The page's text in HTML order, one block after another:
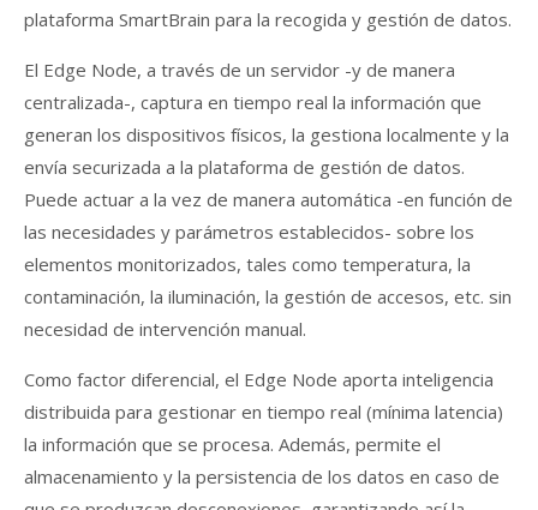
plataforma SmartBrain para la recogida y gestión de datos.
El Edge Node, a través de un servidor -y de manera
centralizada-, captura en tiempo real la información que
generan los dispositivos físicos, la gestiona localmente y la
envía securizada a la plataforma de gestión de datos.
Puede actuar a la vez de manera automática -en función de
las necesidades y parámetros establecidos- sobre los
elementos monitorizados, tales como temperatura, la
contaminación, la iluminación, la gestión de accesos, etc. sin
necesidad de intervención manual.
Como factor diferencial, el Edge Node aporta inteligencia
distribuida para gestionar en tiempo real (mínima latencia)
la información que se procesa. Además, permite el
almacenamiento y la persistencia de los datos en caso de